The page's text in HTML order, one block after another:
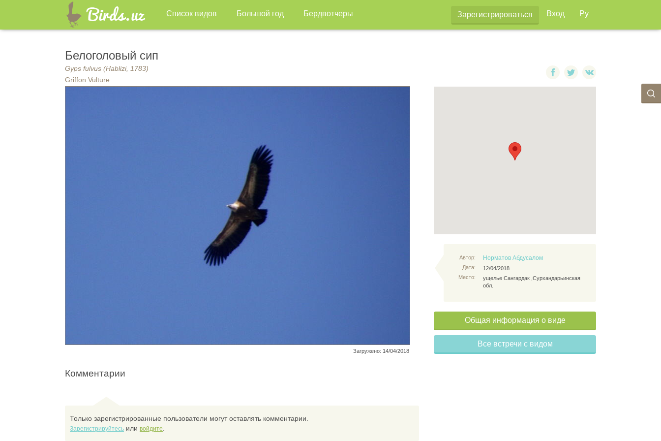
Список видов Большой год Бердвотчеры Зарегистрироваться Вход Ру
Белоголовый сип
Gyps fulvus (Hablizi, 1783)
Griffon Vulture
Загружено: 14/04/2018
Автор:
Дата:
Место:
Норматов Абдусалом
12/04/2018
ущелье Сангардак ,Сурхандарьинская
обл.
Общая информация о виде
Все встречи с видом
Комментарии
Только зарегистрированные пользователи могут оставлять комментарии.
Зарегистрируйтесь или войдите